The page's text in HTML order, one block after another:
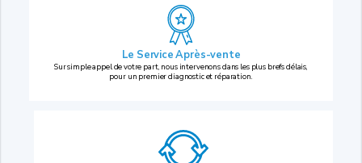
Le Service Après-vente
Sur simple appel de votre part, nous intervenons dans les plus brefs délais,
pour un premier diagnostic et réparation.